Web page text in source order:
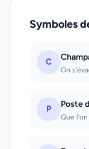
Symboles
C
P Poste
Que